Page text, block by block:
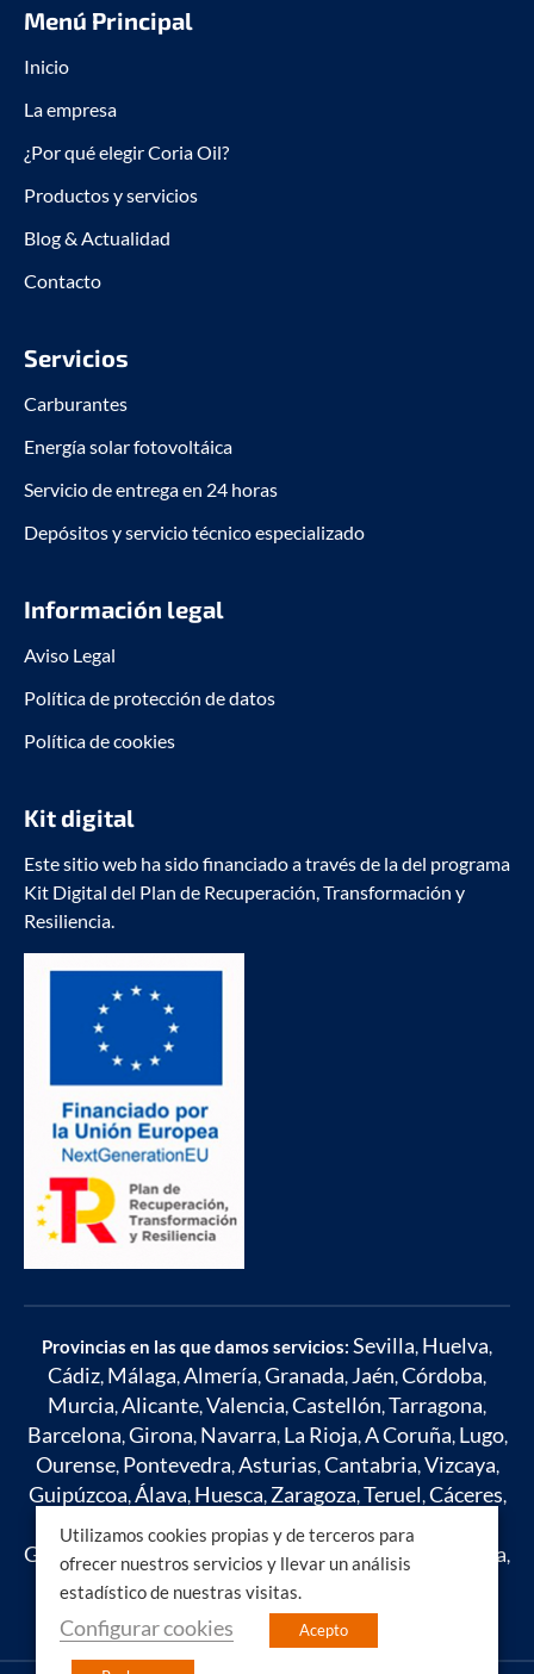
b
o
o
-
t
e
d
n
Menú Principal
Inicio
La empresa
¿Por qué elegir Coria Oil?
Productos y servicios
Blog & Actualidad
Contacto
Servicios
Carburantes
Energía solar fotovoltáica
Servicio de entrega en 24 horas
Depósitos y servicio técnico especializado
Información legal
Aviso Legal
Política de protección de datos
Política de cookies
Kit digital
Este sitio web ha sido financiado a través de la del programa
Kit Digital del Plan de Recuperación, Transformación y
Resiliencia.
Provincias en las que damos servicios: Sevilla, Huelva,
Cádiz, Málaga,Almería,Granada, Jaén,Córdoba,
Murcia,Alicante,Valencia,Castellón,Tarragona,
Barcelona,Girona, Navarra, La Rioja,A Coruña, Lugo,
Ourense, Pontevedra,Asturias,Cantabria,Vizcaya,
Guipúzcoa,Álava, Huesca, Zaragoza,Teruel,Cáceres,
Badajoz Toledo Ciudad Real
Guadalajara Madrid León Zamora Salamanca Ávila,
Segovia,Soria,Burgos ,Palencia
Mallorca,Ibiza
Utilizamos cookies propias y de terceros para
ofrecer nuestros servicios y llevar un análisis
estadístico de nuestras visitas.
Configurar cookies Acepto